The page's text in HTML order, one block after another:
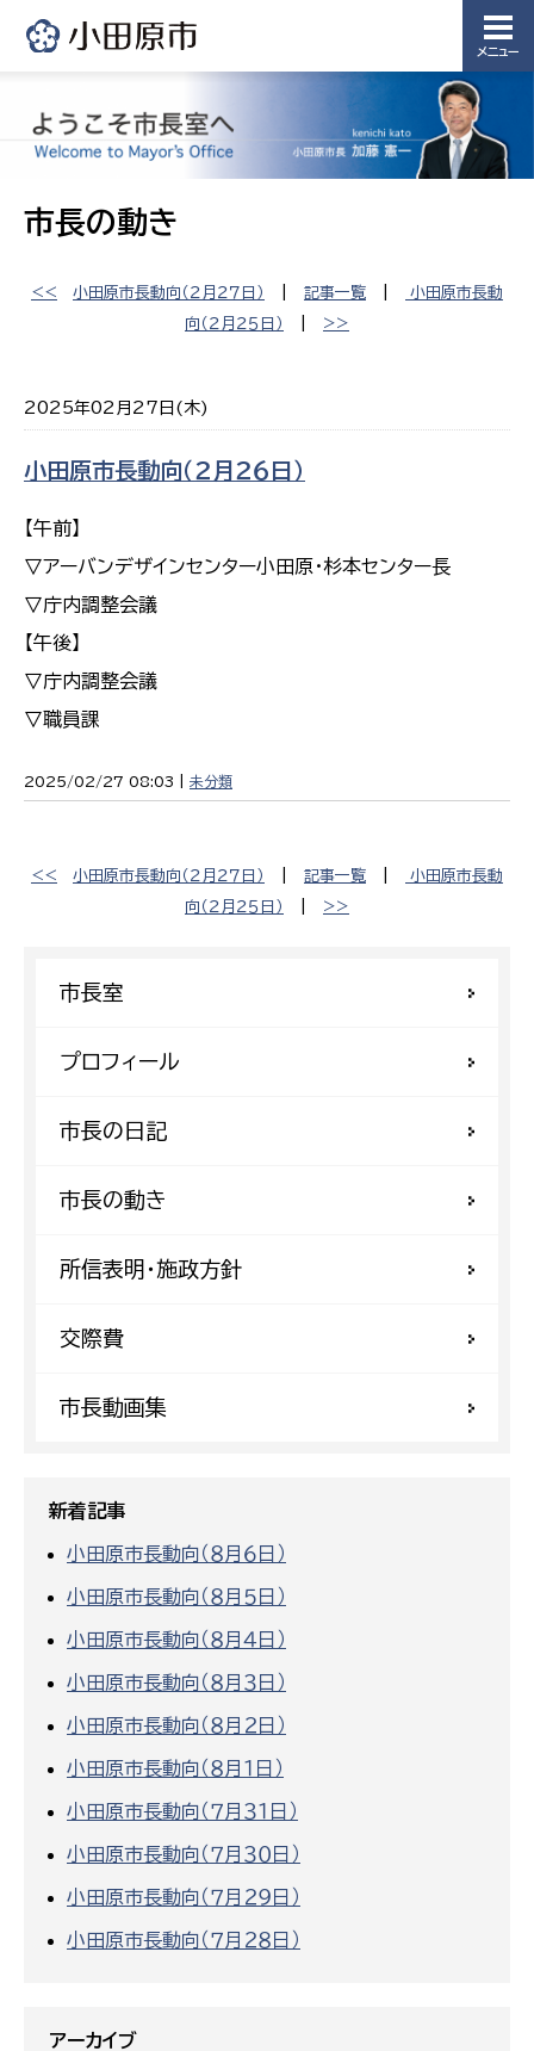
メニュー
市長の動き
<< 小田原市長動向（２月２７日） 記事一覧
小田原市長動
向（２月２５日）
>>
2025年02月27日(木)
小田原市長動向（２月２６日）
【午前】
▽アーバンデザインセンター小田原・杉本センター長
▽庁内調整会議
【午後】
▽庁内調整会議
▽職員課
2025/02/27 08:03 | 未分類
<< 小田原市長動向（２月２７日） 記事一覧
小田原市長動
向（２月２５日）
>>
市長室
プロフィール
市長の日記
市長の動き
所信表明・施政方針
交際費
市長動画集
新着記事
小田原市長動向（８月６日）
小田原市長動向（８月５日）
小田原市長動向（８月４日）
小田原市長動向（８月３日）
小田原市長動向（８月２日）
小田原市長動向（８月１日）
小田原市長動向（７月３１日）
小田原市長動向（７月３０日）
小田原市長動向（７月２９日）
小田原市長動向（７月２８日）
アーカイブ